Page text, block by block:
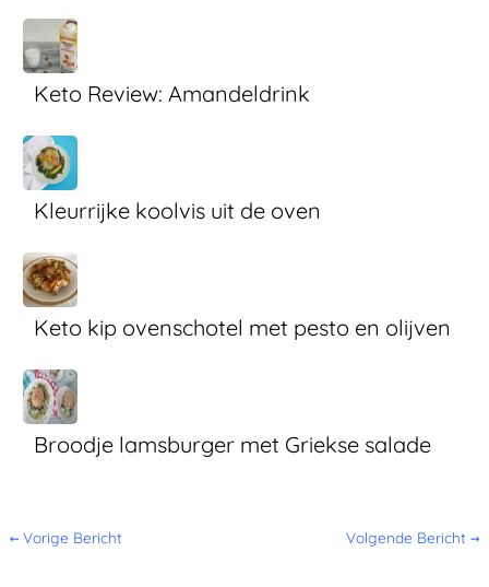
Keto Review: Amandeldrink
Kleurrijke koolvis uit de oven
Keto kip ovenschotel met pesto en olijven
Broodje lamsburger met Griekse salade
← Vorige Bericht Volgende Bericht →